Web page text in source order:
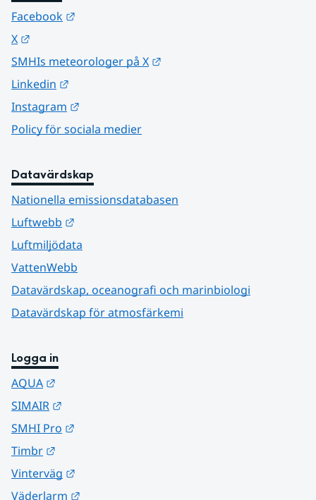
Facebook
X
SMHIs meteorologer på X
Linkedin
Instagram
Policy för sociala medier
Datavärdskap
Nationella emissionsdatabasen
Luftwebb
Luftmiljödata
VattenWebb
Datavärdskap, oceanografi och marinbiologi
Datavärdskap för atmosfärkemi
Logga in
AQUA
SIMAIR
SMHI Pro
Timbr
Vinterväg
Väderlarm